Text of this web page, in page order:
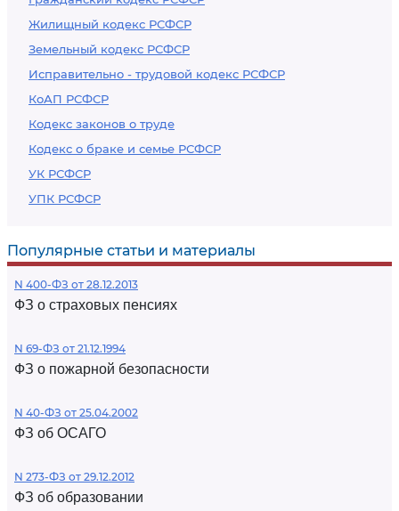
Жилищный кодекс РСФСР
Земельный кодекс РСФСР
Исправительно - трудовой кодекс РСФСР
КоАП РСФСР
Кодекс законов о труде
Кодекс о браке и семье РСФСР
УК РСФСР
УПК РСФСР
Популярные статьи и материалы
N 400-ФЗ от 28.12.2013
ФЗ о страховых пенсиях
N 69-ФЗ от 21.12.1994
ФЗ о пожарной безопасности
N 40-ФЗ от 25.04.2002
ФЗ об ОСАГО
N 273-ФЗ от 29.12.2012
ФЗ об образовании